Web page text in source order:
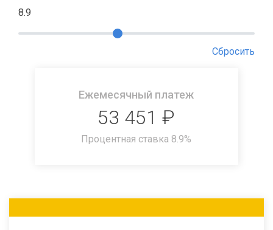
8.9
Сбросить
Ежемесячный платеж
53 451 ₽
Процентная ставка 8.9%